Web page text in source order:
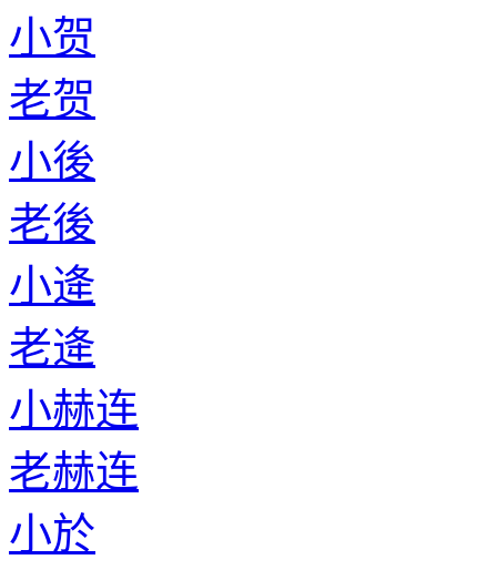
小贺
老贺
小後
老後
小逄
老逄
小赫连
老赫连
小於